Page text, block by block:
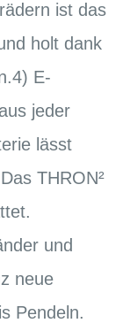
ist das
holt dank
E-
jeder
lässt
THRON²
und
neue
Pendeln.